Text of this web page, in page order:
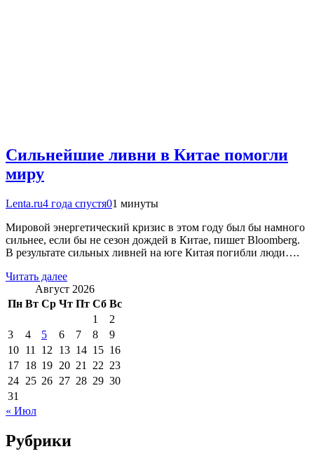
Сильнейшие ливни в Китае помогли
миру
Lenta.ru4 года спустя01 минуты
Мировой энергетический кризис в этом году был бы намного
сильнее, если бы не сезон дождей в Китае, пишет Bloomberg.
В результате сильных ливней на юге Китая погибли люди….
Читать далее
Август 2026
Пн Вт Ср Чт Пт Сб Вс
1
2
3
4 5 6 7 8
9
10 11 12 13 14 15 16
17 18 19 20 21 22 23
24 25 26 27 28 29 30
31
« Июл
Рубрики